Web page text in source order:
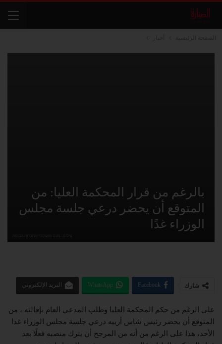
بالرغم من قرار المحكمة العليا: من
المتوقع أن يحضر درعي جلسة مجلس
الوزراء غدًا
צילום: נועם מושקוביץ/דוברות הכנסת
شارك Facebook
WhatsApp البريد الإلكتروني
على الرغم من حكم المحكمة العليا وطلب المدعي العام بإقالته ، من
المتوقع أن يحضر رئيس شاس أرييه درعي جلسة مجلس الوزراء غدا
الأحد، هذا على الرغم من أنه من المرجح أن يترك منصبه فعلًا بعد